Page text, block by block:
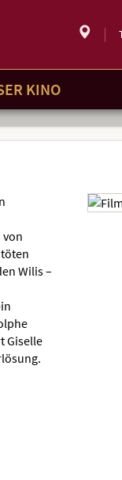
Aktueller
STUTTGART
KINO
von
Wilis –
Giselle